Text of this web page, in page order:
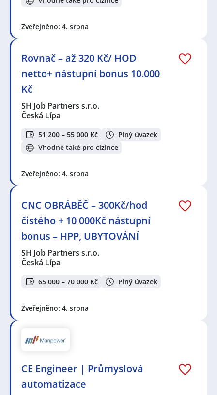
Zveřejněno: 4. srpna
Rovnač – až 320 Kč/ HOD
netto+ nástupní bonus 10.000
Kč
SH Job Partners s.r.o.
Česká Lípa
51 200 – 55 000 Kč
Plný úvazek
Vhodné také pro cizince
Zveřejněno: 4. srpna
CNC OBRÁBĚČ – 300Kč/hod
čistého + 10 000Kč nástupní
bonus – HPP, UBYTOVÁNÍ
SH Job Partners s.r.o.
Česká Lípa
65 000 – 70 000 Kč Plný úvazek
Zveřejněno: 4. srpna
CE Engineer | Průmyslová
automatizace